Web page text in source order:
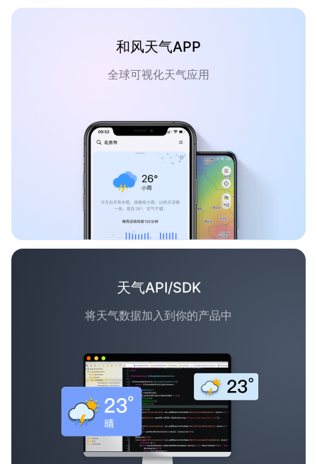
和风天气APP
全球可视化天气应用
天气API/SDK
将天气数据加入到你的产品中